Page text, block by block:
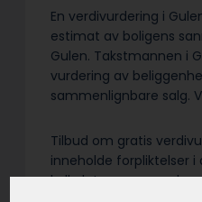
En verdivurdering i
estimat av boligens
Gulen. Takstmannen i
vurdering av
sammenlignbare salg.
Tilbud om gratis
inneholde forpliktelser
kalkulatorer og